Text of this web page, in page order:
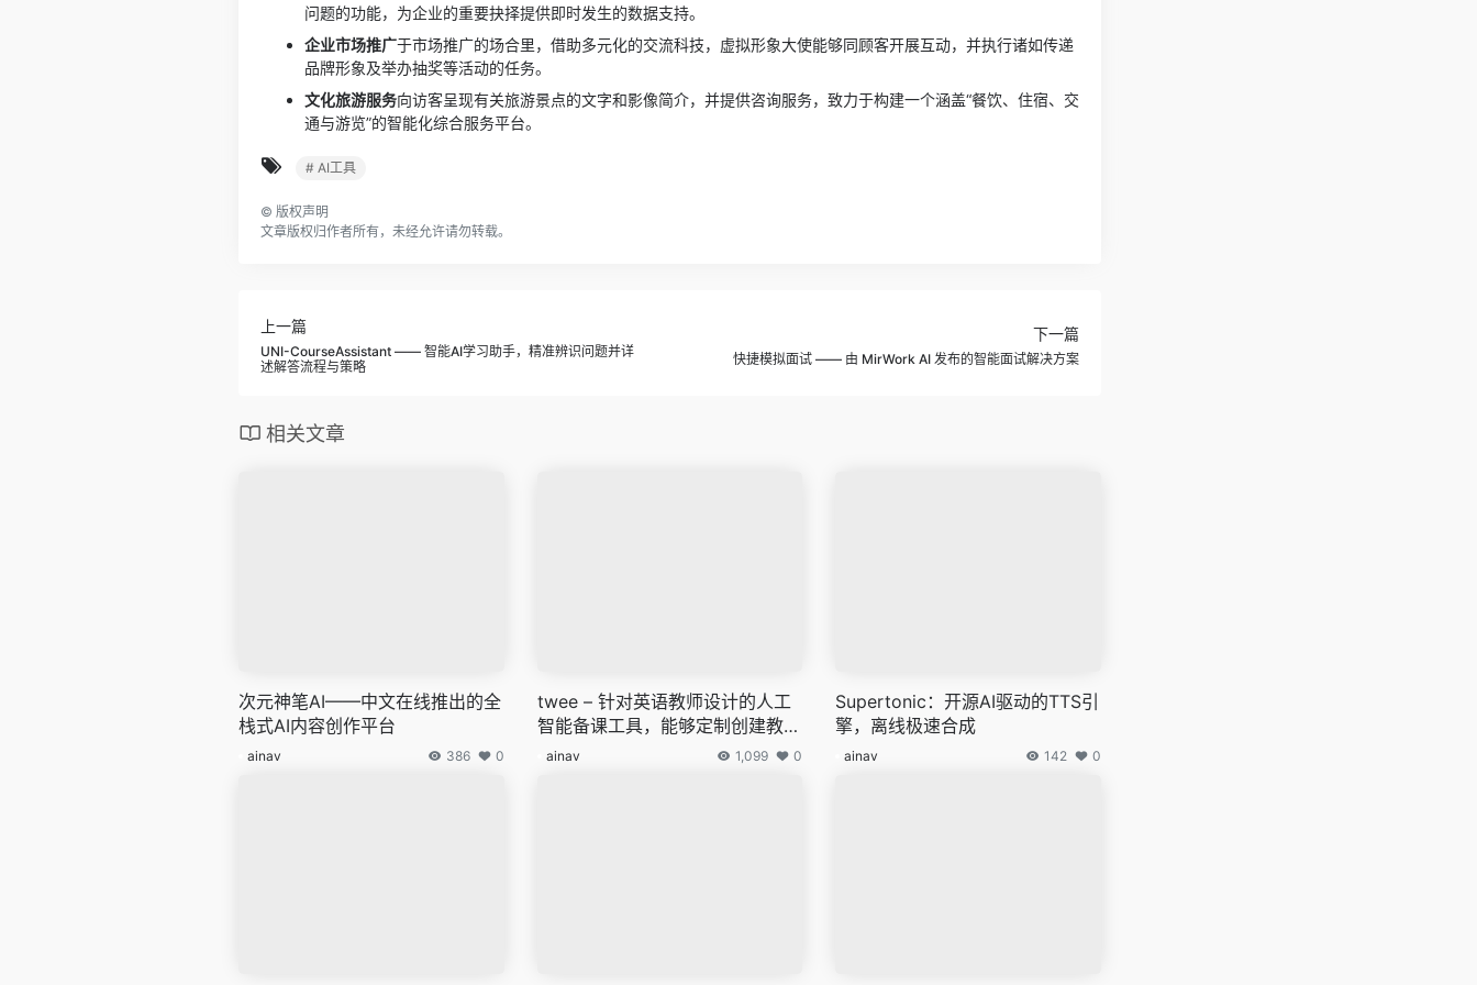
问题的功能，为企业的重要抉择提供即时发生的数据支持。
企业市场推广于市场推广的场合里，借助多元化的交流科技，虚拟形象大使能够同顾客开展互动，并执行诸如传递
品牌形象及举办抽奖等活动的任务。
文化旅游服务向访客呈现有关旅游景点的文字和影像简介，并提供咨询服务，致力于构建一个涵盖“餐饮、住宿、交
通与游览”的智能化综合服务平台。
# AI工具
© 版权声明
文章版权归作者所有，未经允许请勿转载。
上一篇
UNI-CourseAssistant —— 智能AI学习助手，精准辨识问题并详
述解答流程与策略
下一篇
快捷模拟面试 —— 由 MirWork AI 发布的智能面试解决方案
相关文章
次元神笔AI——中文在线推出的全
栈式AI内容创作平台
ainav 386 0
twee – 针对英语教师设计的人工
智能备课工具，能够定制创建教学
资源和练习题
ainav 1,099 0
Supertonic：开源AI驱动的TTS引
擎，离线极速合成
ainav 142 0